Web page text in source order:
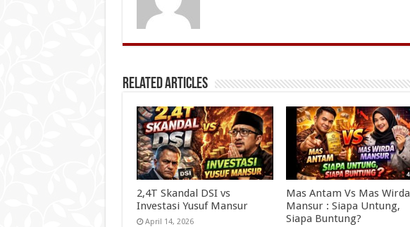
Related Articles
2,4T Skandal DSI vs
Investasi Yusuf Mansur
April 14, 2026
Mas Antam Vs Mas Wirda
Mansur : Siapa Untung,
Siapa Buntung?